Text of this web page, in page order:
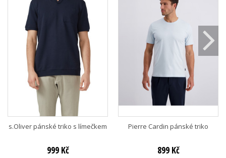
s.Oliver pánské triko s límečkem
999 Kč
Pierre Cardin pánské triko
899 Kč